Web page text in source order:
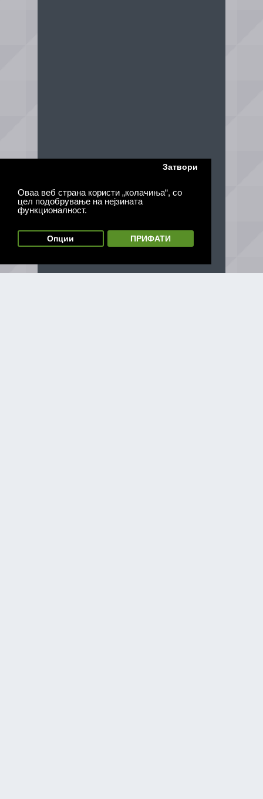
Оваа веб страна користи „колачиња“, со
цел подобрување на нејзината
функционалност.
Затвори
Опции ПРИФАТИ